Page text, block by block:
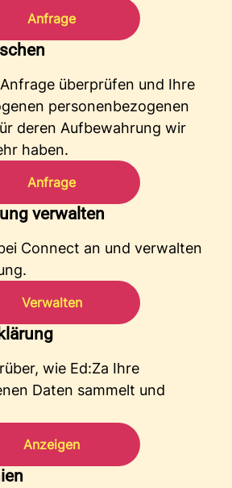
Anfrage
überprüfen und Ihre
personenbezogenen
deren Aufbewahrung wir
haben.
Anfrage
verwalten
Connect an und verwalten
Verwalten
wie Ed:Za Ihre
Daten sammelt und
Anzeigen